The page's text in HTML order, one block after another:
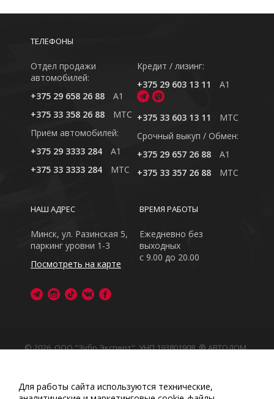
ТЕЛЕФОНЫ
Отдел продажи
автомобилей:
+375 29 658 26 88
A1
+375 33 358 26 88
MTC
Приём автомобилей:
+375 29 3333 284
A1
+375 33 3333 284
MTC
Кредит / лизинг:
+375 29 603 13 11
A1
+375 33 603 13 11
MTC
Cрочный выкуп / Обмен:
+375 29 657 26 88
A1
+375 33 357 26 88
MTC
ВРЕМЯ РАБОТЫ
Ежедневно без
выходных
с 9.00 до 20.00
НАШ АДРЕС
Минск, ул. Разинская 5,
паркинг уровни 1-3
Посмотреть на карте
© 2026, ООО "Зубр Эксперт", УНП 193801908. ® АВТОДОМ
сайт носит исключительно информационный характер
Для работы сайта используются технические,